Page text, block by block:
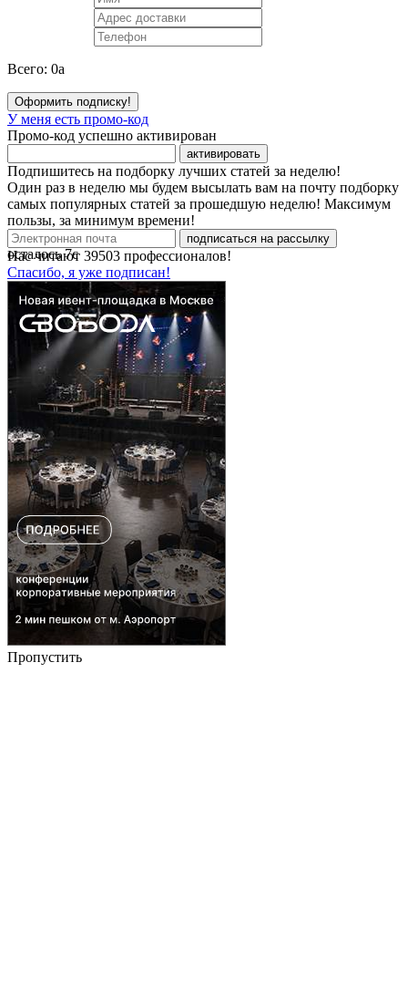
Всего: 0a
Оформить подписку!
У меня есть промо-код
Промо-код успешно активирован
активировать
Подпишитесь на подборку лучших статей за неделю!
Один раз в неделю мы будем высылать вам на почту подборку
самых популярных статей за прошедшую неделю! Максимум
пользы, за минимум времени!
подписаться на рассылку
Нас читают 39503 профессионалов!
Спасибо, я уже подписан!
осталось7с
Пропустить